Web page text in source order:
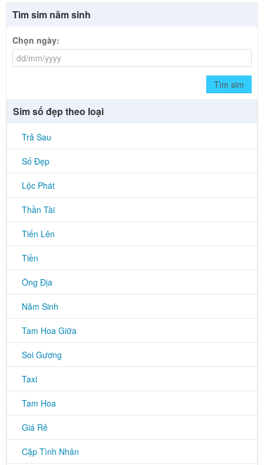
Tìm sim năm sinh
Chọn ngày:
Tìm sim
Sim số đẹp theo loại
Trả Sau
Số Đẹp
Lộc Phát
Thần Tài
Tiến Lên
Tiền
Ông Địa
Năm Sinh
Tam Hoa Giữa
Soi Gương
Taxi
Tam Hoa
Giá Rẻ
Cặp Tình Nhân